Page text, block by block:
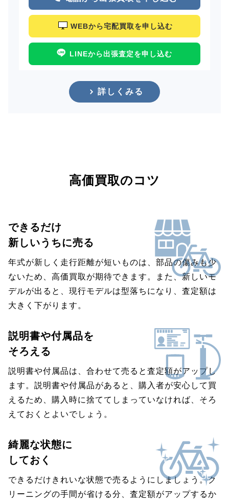
WEBから宅配買取を申し込む
LINEから出張査定を申し込む
詳しくみる
高価買取のコツ
できるだけ
新しいうちに売る
年式が新しく走行距離が短いものは、部品の傷みも少
ないため、高価買取が期待できます。また、新しいモ
デルが出ると、現行モデルは型落ちになり、査定額は
大きく下がります。
説明書や付属品を
そろえる
説明書や付属品は、合わせて売ると査定額がアップし
ます。説明書や付属品があると、購入者が安心して買
えるため、購入時に捨ててしまっていなければ、そろ
えておくとよいでしょう。
綺麗な状態に
しておく
できるだけきれいな状態で売るようにしましょう。ク
リーニングの手間が省ける分、査定額がアップするか